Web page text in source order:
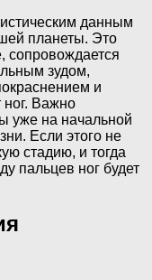
данным
планеты. Это
сопровождается
зудом,
и
Важно
уже на начальной
Если этого не
стадию, и тогда
пальцев ног будет